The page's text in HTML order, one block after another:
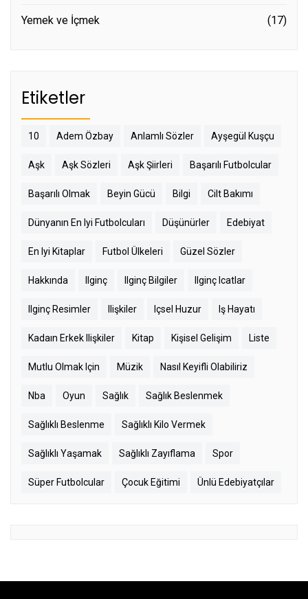
Yemek ve İçmek (17)
Etiketler
10 Adem Özbay Anlamlı Sözler Ayşegül Kuşçu
Aşk Aşk Sözleri Aşk Şiirleri Başarılı Futbolcular
Başarılı Olmak Beyin Gücü Bilgi Cilt Bakımı
Dünyanın En Iyi Futbolcuları Düşünürler Edebiyat
En Iyi Kitaplar Futbol Ülkeleri Güzel Sözler
Hakkında Ilginç Ilginç Bilgiler Ilginç Icatlar
Ilginç Resimler Ilişkiler Içsel Huzur Iş Hayatı
Kadaın Erkek Ilişkiler Kitap Kişisel Gelişim Liste
Mutlu Olmak Için Müzik Nasıl Keyifli Olabiliriz
Nba Oyun Sağlık Sağlık Beslenmek
Sağlıklı Beslenme Sağlıklı Kilo Vermek
Sağlıklı Yaşamak Sağlıklı Zayıflama Spor
Süper Futbolcular Çocuk Eğitimi Ünlü Edebiyatçılar